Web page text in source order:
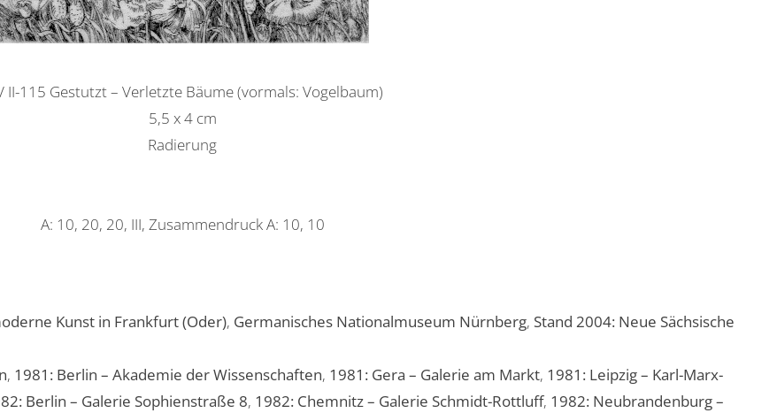
II-115 Gestutzt – Verletzte Bäume (vormals: Vogelbaum)
5,5 x 4 cm
Radierung
A: 10, 20, 20, III, Zusammendruck A: 10, 10
Kunst in Frankfurt (Oder), Germanisches Nationalmuseum Nürnberg, Stand 2004: Neue Sächsische
, 1981: Berlin – Akademie der Wissenschaften, 1981: Gera – Galerie am Markt, 1981: Leipzig – Karl-Marx-
Berlin – Galerie Sophienstraße 8, 1982: Chemnitz – Galerie Schmidt-Rottluff, 1982: Neubrandenburg –